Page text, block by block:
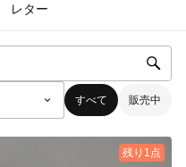
レター
すべて 販売中
残り1点